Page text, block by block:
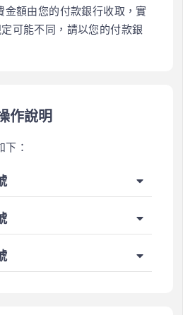
金額由您的付款銀行收取，實
可能不同，請以您的付款銀
作說明
：